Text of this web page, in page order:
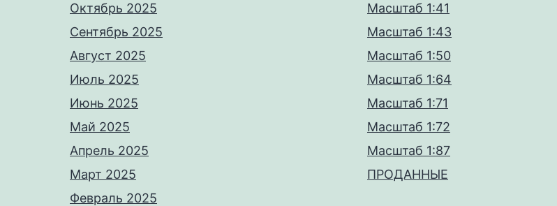
Октябрь 2025
Сентябрь 2025
Август 2025
Июль 2025
Июнь 2025
Май 2025
Апрель 2025
Март 2025
Февраль 2025
Масштаб 1:41
Масштаб 1:43
Масштаб 1:50
Масштаб 1:64
Масштаб 1:71
Масштаб 1:72
Масштаб 1:87
ПРОДАННЫЕ